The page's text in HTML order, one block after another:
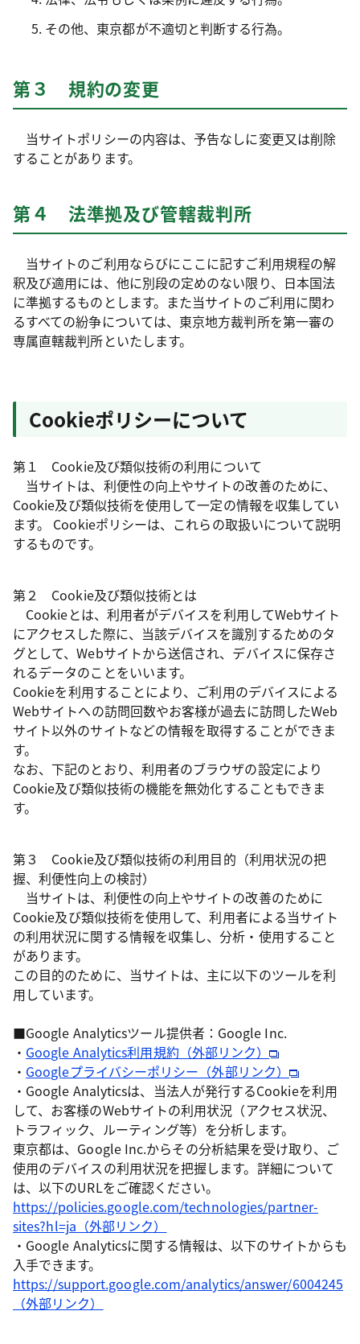
その他、東京都が不適切と判断する行為。
第３ 規約の変更
当サイトポリシーの内容は、予告なしに変更又は削除
することがあります。
第４ 法準拠及び管轄裁判所
当サイトのご利用ならびにここに記すご利用規程の解
釈及び適用には、他に別段の定めのない限り、日本国法
に準拠するものとします。また当サイトのご利用に関わ
るすべての紛争については、東京地方裁判所を第一審の
専属直轄裁判所といたします。
Cookieポリシーについて
第１ Cookie及び類似技術の利用について
当サイトは、利便性の向上やサイトの改善のために、
Cookie及び類似技術を使用して一定の情報を収集してい
ます。 Cookieポリシーは、これらの取扱いについて説明
するものです。
第２ Cookie及び類似技術とは
Cookieとは、利用者がデバイスを利用してWebサイト
にアクセスした際に、当該デバイスを識別するためのタ
グとして、Webサイトから送信され、デバイスに保存さ
れるデータのことをいいます。
Cookieを利用することにより、ご利用のデバイスによる
Webサイトへの訪問回数やお客様が過去に訪問したWeb
サイト以外のサイトなどの情報を取得することができま
す。
なお、下記のとおり、利用者のブラウザの設定により
Cookie及び類似技術の機能を無効化することもできま
す。
第３ Cookie及び類似技術の利用目的（利用状況の把
握、利便性向上の検討）
当サイトは、利便性の向上やサイトの改善のために
Cookie及び類似技術を使用して、利用者による当サイト
の利用状況に関する情報を収集し、分析・使用すること
があります。
この目的のために、当サイトは、主に以下のツールを利
用しています。
■Google Analyticsツール提供者：Google Inc.
・ Google Analytics利用規約（外部リンク）
・ Googleプライバシーポリシー（外部リンク）
・Google Analyticsは、当法人が発行するCookieを利用
して、お客様のWebサイトの利用状況（アクセス状況、
トラフィック、ルーティング等）を分析します。
東京都は、Google Inc.からその分析結果を受け取り、ご
使用のデバイスの利用状況を把握します。詳細について
は、以下のURLをご確認ください。
https://policies.google.com/technologies/partner-
sites?hl=ja（外部リンク）
・Google Analyticsに関する情報は、以下のサイトからも
入手できます。
https://support.google.com/analytics/answer/6004245
（外部リンク）